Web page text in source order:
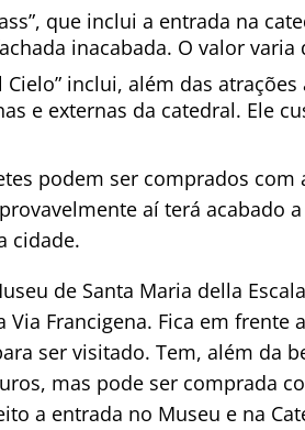
que inclui a entrada na
inacabada. O valor
Cielo” inclui, além das
e externas da catedral. Ele
podem ser comprados
aí terá acabado
cidade.
de Santa Maria della
Via Francigena. Fica em
ser visitado. Tem, além da
mas pode ser comprada
a entrada no Museu e na